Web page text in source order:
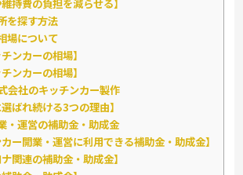
維持費の負担を減らせる】
を探す方法
場について
ンカーの相場】
ンカーの相場】
会社のキッチンカー製作
選ばれ続ける3つの理由】
・運営の補助金・助成金
カー開業・運営に利用できる補助金・助成金】
ナ関連の補助金・助成金】